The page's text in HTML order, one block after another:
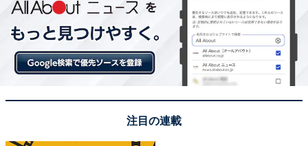
注目の連載